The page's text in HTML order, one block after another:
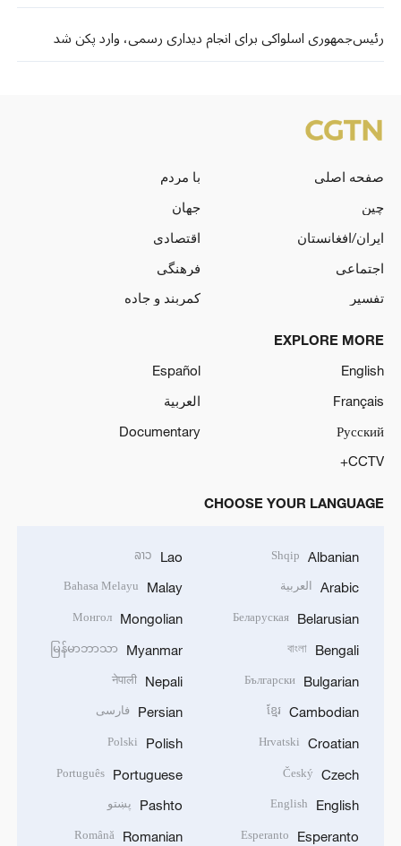
رئیس‌جمهوری اسلواکی برای انجام دیداری رسمی، وارد پکن شد
صفحه اصلی
با مردم
چین
جهان
ایران/افغانستان
اقتصادی
اجتماعی
فرهنگی
تفسیر
کمربند و جاده
EXPLORE MORE
English
Español
Français
العربية
Русский
Documentary
CCTV+
CHOOSE YOUR LANGUAGE
Albanian
Shqip
Arabic العربية
Belarusian
Беларуская
Bengali
বাংলা
Bulgarian
Български
Cambodian
ខ្មែរ
Croatian
Hrvatski
Czech
Český
English
English
Esperanto
Esperanto
Lao
ລາວ
Malay
Bahasa Melayu
Mongolian
Монгол
Myanmar
မြန်မာဘာသာ
Nepali
नेपाली
Persian فارسی
Polish
Polski
Portuguese
Português
Pashto پښتو
Romanian
Română